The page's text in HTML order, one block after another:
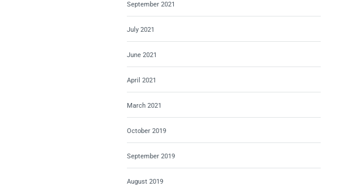
September 2021
July 2021
June 2021
April 2021
March 2021
October 2019
September 2019
August 2019